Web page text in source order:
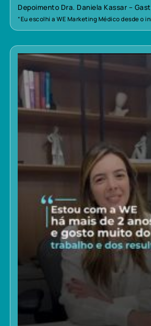
Depoimento Dra. Daniela Kassar –
“Eu escolhi a WE Marketing Médico desde o